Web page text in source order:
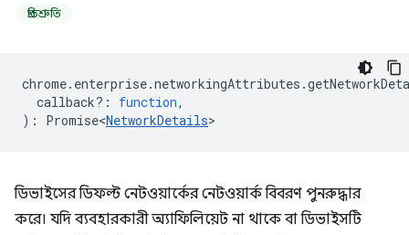
প্রতিশ্রুতি
chrome. enterprise.networkingAttributes .
callback? : function,
) : Promise<NetworkDetails>
ডিভাইসের ডিফল্ট নেটওয়ার্কের নেটওয়ার্ক বিবরণ পুনরুদ্ধার
করে। যদি ব্যবহারকারী অ্যাফিলিয়েট না থাকে বা ডিভাইসটি